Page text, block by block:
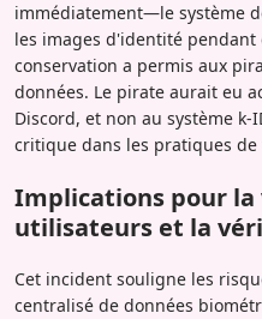
immédiatement—le système
les images d'identité pendant
conservation a permis aux
données. Le pirate aurait eu
Discord, et non au système
critique dans les pratiques
Implications pour la
utilisateurs et la
Cet incident souligne les
centralisé de données